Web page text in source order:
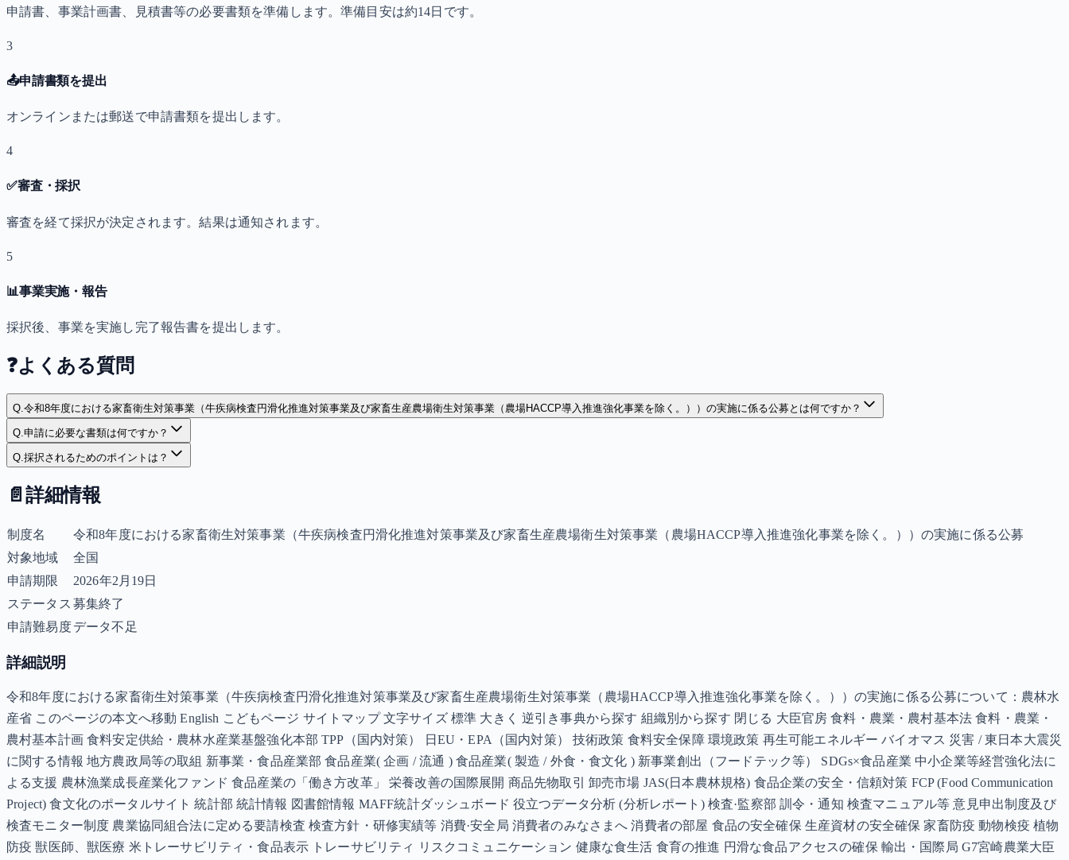
申請書、事業計画書、見積書等の必要書類を準備します。準備目安は約14日です。
3
📤申請書類を提出
オンラインまたは郵送で申請書類を提出します。
4
✅審査・採択
審査を経て採択が決定されます。結果は通知されます。
5
📊事業実施・報告
採択後、事業を実施し完了報告書を提出します。
❓よくある質問
Q.令和8年度における家畜衛生対策事業（牛疾病検査円滑化推進対策事業及び家畜生産農場衛生対策事業（農場HACCP導入推進強化事業を除く。））の実施に係る公募とは何ですか？
Q.申請に必要な書類は何ですか？
Q.採択されるためのポイントは？
📄 詳細情報
制度名
令和8年度における家畜衛生対策事業（牛疾病検査円滑化推進対策事業及び家畜生産農場衛生対策事業（農場HACCP導入推進強化事業を除く。））の実施に係る公募
対象地域
全国
申請期限
2026年2月19日
ステータス 募集終了
申請難易度データ不足
詳細説明
令和8年度における家畜衛生対策事業（牛疾病検査円滑化推進対策事業及び家畜生産農場衛生対策事業（農場HACCP導入推進強化事業を除く。））の実施に係る公募について：農林水
産省 このページの本文へ移動 English こどもページ サイトマップ 文字サイズ 標準 大きく 逆引き事典から探す 組織別から探す 閉じる 大臣官房 食料・農業・農村基本法 食料・農業・
農村基本計画 食料安定供給・農林水産業基盤強化本部 TPP（国内対策） 日EU・EPA（国内対策） 技術政策 食料安全保障 環境政策 再生可能エネルギー バイオマス 災害 / 東日本大震災
に関する情報 地方農政局等の取組 新事業・食品産業部 食品産業( 企画 / 流通 ) 食品産業( 製造 / 外食・食文化 ) 新事業創出（フードテック等） SDGs×食品産業 中小企業等経営強化法に
よる支援 農林漁業成長産業化ファンド 食品産業の「働き方改革」 栄養改善の国際展開 商品先物取引 卸売市場 JAS(日本農林規格) 食品企業の安全・信頼対策 FCP (Food Communication
Project) 食文化のポータルサイト 統計部 統計情報 図書館情報 MAFF統計ダッシュボード 役立つデータ分析 (分析レポート) 検査·監察部 訓令・通知 検査マニュアル等 意見申出制度及び
検査モニター制度 農業協同組合法に定める要請検査 検査方針・研修実績等 消費·安全局 消費者のみなさまへ 消費者の部屋 食品の安全確保 生産資材の安全確保 家畜防疫 動物検疫 植物
防疫 獣医師、獣医療 米トレーサビリティ・食品表示 トレーサビリティ リスクコミュニケーション 健康な食生活 食育の推進 円滑な食品アクセスの確保 輸出・国際局 G7宮崎農業大臣